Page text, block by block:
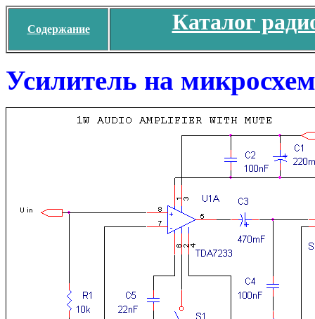
Содержание Каталог
Усилитель на